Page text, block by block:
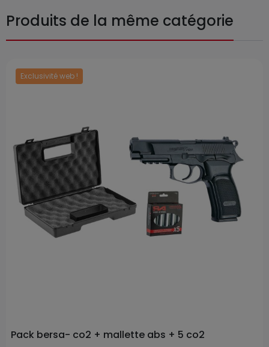
Produits de la même catégorie
Exclusivité web !
Pack bersa- co2 + mallette abs + 5 co2